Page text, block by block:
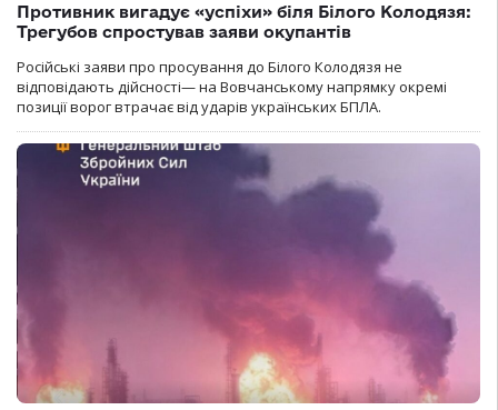
Противник вигадує «успіхи» біля Білого Колодязя:
Трегубов спростував заяви окупантів
Російські заяви про просування до Білого Колодязя не
відповідають дійсності— на Вовчанському напрямку окремі
позиції ворог втрачає від ударів українських БПЛА.